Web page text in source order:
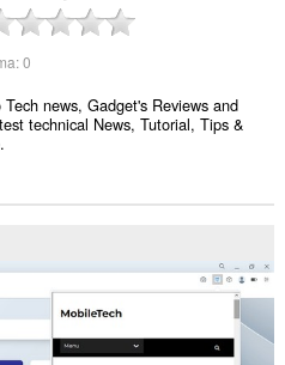
0
news, Gadget's Reviews and
technical News, Tutorial, Tips &